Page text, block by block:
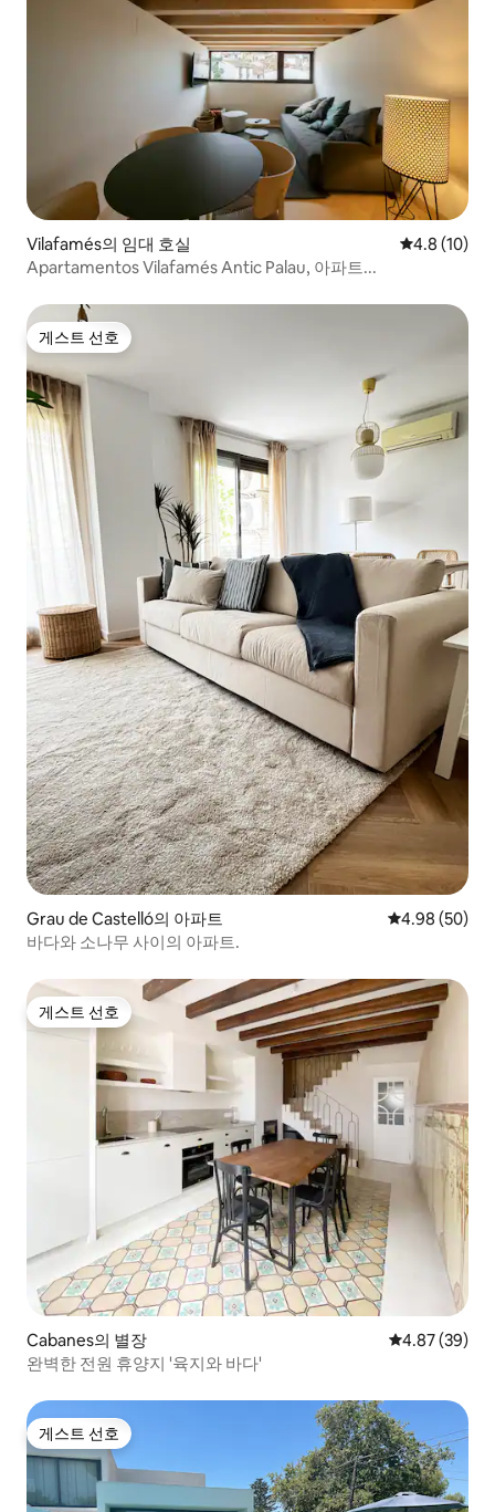
Vilafamés의 임대 호실 평점 4.8점(5
4.8 (10)
Apartamentos Vilafamés Antic Palau, 아파트...
게스트 선호
게스트 선호
Grau de Castelló의 아파트 평점 4.98점(5
4.98 (50)
바다와 소나무 사이의 아파트.
게스트 선호
게스트 선호
Cabanes의 별장 평점 4.87점(5
4.87 (39)
완벽한 전원 휴양지 '육지와 바다'
게스트 선호
게스트 선호